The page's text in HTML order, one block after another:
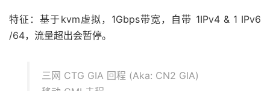
特征：基于kvm虚拟，1Gbps带宽，自带 1IPv4 & 1 IPv6
/64，流量超出会暂停。
三网 CTG GIA 回程 (Aka: CN2 GIA)